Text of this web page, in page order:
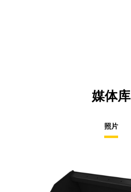
媒体库
照片